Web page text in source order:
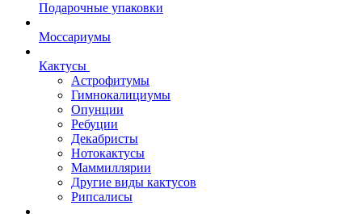
Подарочные упаковки
Моссариумы
Кактусы
Астрофитумы
Гимнокалициумы
Опунции
Ребуции
Декабристы
Нотокактусы
Маммиллярии
Другие виды кактусов
Рипсалисы